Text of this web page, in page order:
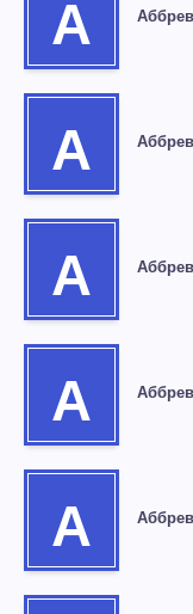
А
А
А
А
А